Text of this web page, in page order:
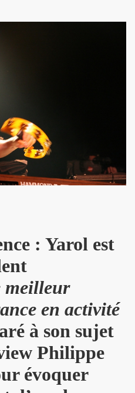
: Yarol est
meilleur
en activité
à son sujet
Philippe
évoquer
scopitone "PATRICIA"
: compte rendu.
et CHRISSIE HYNDE
PASCAL SAUMADE)
par FRANCOIS
Benjamin Schoos et Chris
RENDEZ VOUS D
le 25 mars 2016 a l
2016 a l EMB de
THOURY et VINCENT
2015 a LA
du soir" en 1981) par